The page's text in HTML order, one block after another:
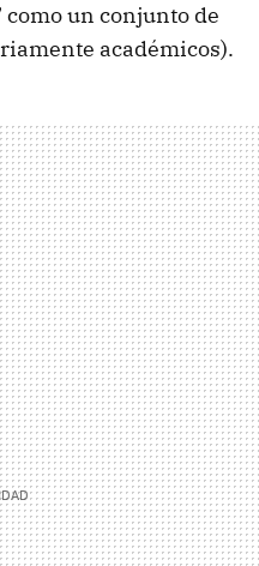
un conjunto de
académicos).